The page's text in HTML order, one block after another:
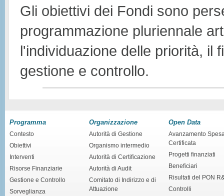
Gli obiettivi dei Fondi sono
programmazione pluriennale
l'individuazione delle priorità, il
gestione e controllo.
Programma
Contesto
Obiettivi
Interventi
Risorse Finanziarie
Gestione e Controllo
Sorveglianza
Organizzazione
Autorità di Gestione
Organismo intermedio
Autorità di Certificazione
Autorità di Audit
Comitato di Indirizzo e di
Attuazione
Open Data
Avanzamento
Certificata
Progetti finanziati
Beneficiari
Risultati del PON
Controlli